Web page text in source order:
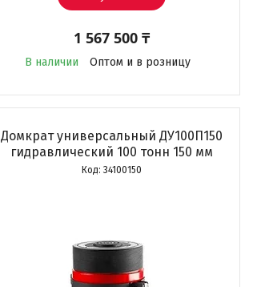
1 567 500 ₸
В наличии Оптом и в розницу
Домкрат универсальный ДУ100П150
гидравлический 100 тонн 150 мм
34100150